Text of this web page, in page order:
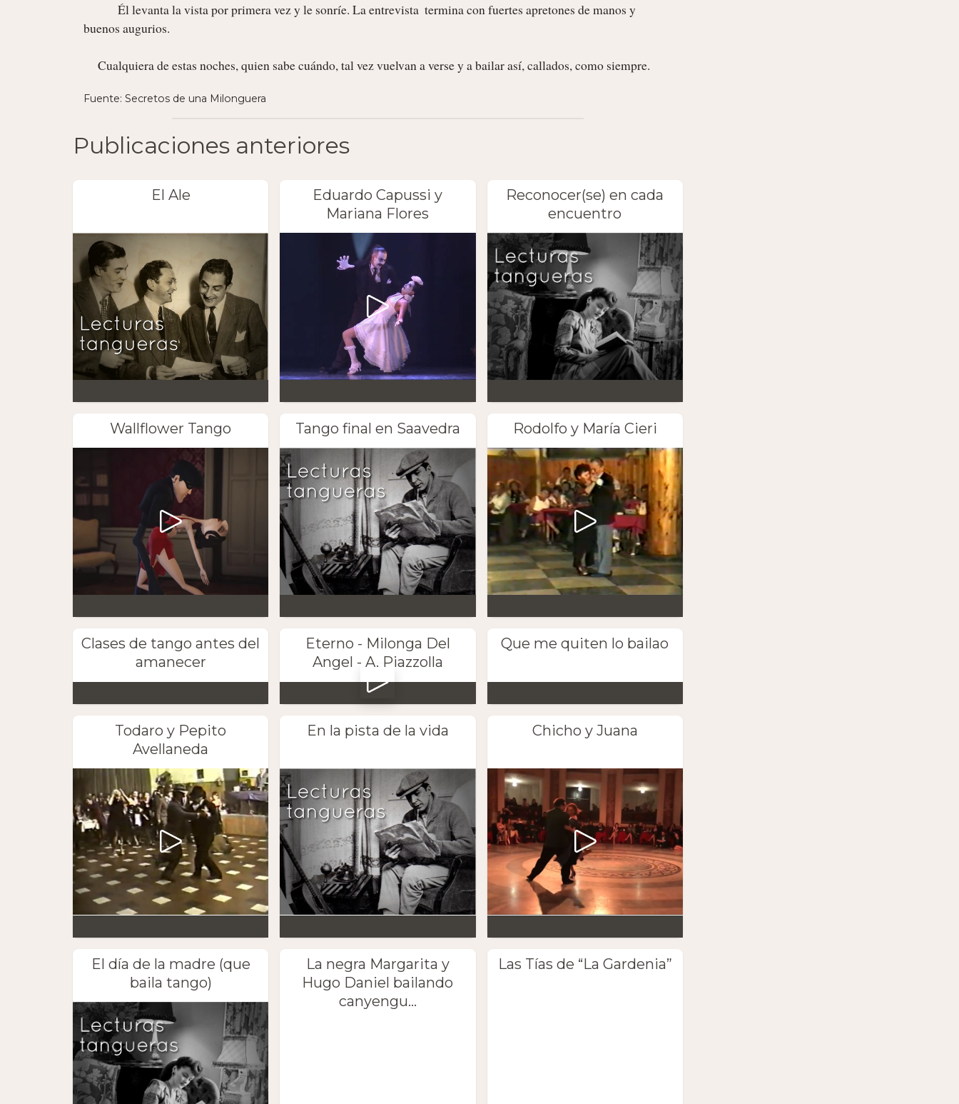
buenos augurios.
     Cualquiera de estas noches, quien sabe cuándo, tal vez vuelvan a verse y a bailar así, callados, como siempre.
Fuente: Secretos de una Milonguera
Publicaciones anteriores
El Ale
Eduardo Capussi y
Mariana Flores
Reconocer(se) en cada
encuentro
Wallflower Tango Tango final en Saavedra Rodolfo y María Cieri
Clases de tango antes del
amanecer
Eterno - Milonga Del
Angel - A. Piazzolla
Que me quiten lo bailao
Todaro y Pepito
Avellaneda
En la pista de la vida Chicho y Juana
El día de la madre (que
baila tango)
La negra Margarita y
Hugo Daniel bailando
canyengu...
Las Tías de “La Gardenia”